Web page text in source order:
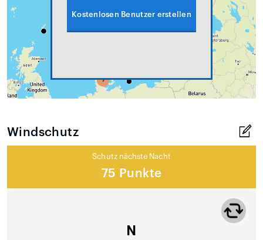
Kostenlosen Benutzer erstellen
Windschutz
Schutz nächste Nacht
75 Punkte
N